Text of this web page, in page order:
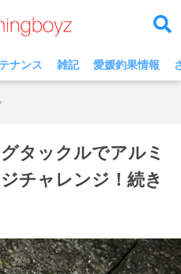
ナンス 雑記 愛媛釣果情報
タックルでアルミ
チャレンジ！続き